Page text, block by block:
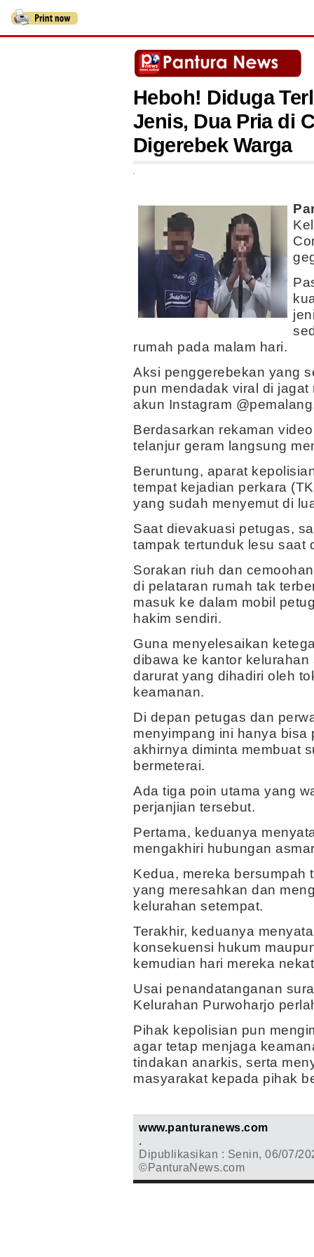
Heboh! Diduga
Jenis, Dua Pria di
Digerebek Warga
rumah pada malam hari.
Aksi penggerebekan yang
pun mendadak viral di
akun Instagram
Berdasarkan rekaman
telanjur geram langsung
Beruntung, aparat
tempat kejadian perkara
yang sudah menyemut di
Saat dievakuasi petugas,
tampak tertunduk lesu saat
Sorakan riuh dan
di pelataran rumah tak
masuk ke dalam mobil
hakim sendiri.
Guna menyelesaikan
dibawa ke kantor
darurat yang dihadiri oleh
keamanan.
Di depan petugas dan
menyimpang ini hanya
akhirnya diminta membuat
bermeterai.
Ada tiga poin utama yang
perjanjian tersebut.
Pertama, keduanya
mengakhiri hubungan
Kedua, mereka bersumpah
yang meresahkan dan
kelurahan setempat.
Terakhir, keduanya
konsekuensi hukum
kemudian hari mereka
Usai penandatanganan
Kelurahan Purwoharjo
Pihak kepolisian pun
agar tetap menjaga
tindakan anarkis, serta
masyarakat kepada pihak
www.panturanews.com
.
Dipublikasikan : Senin, 06/07/
©PanturaNews.com